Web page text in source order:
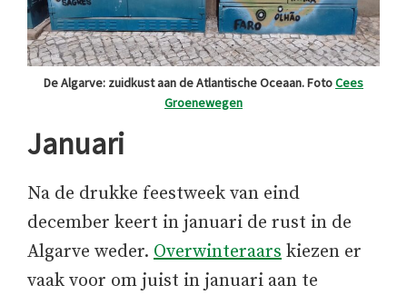
De Algarve: zuidkust aan de Atlantische Oceaan. FotoCees
Groenewegen
Januari
Na de drukke feestweek van eind
december keert in januari de rust in de
Algarve weder. Overwinteraars kiezen er
vaak voor om juist in januari aan te